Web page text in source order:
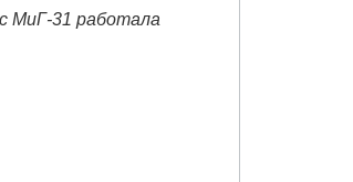
МиГ-31 работала